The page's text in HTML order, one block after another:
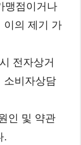
맹점이거나
이의 제기 가
전자상거
소비자상담
인 및 약관
.